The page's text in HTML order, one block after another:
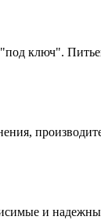
ключ".
и